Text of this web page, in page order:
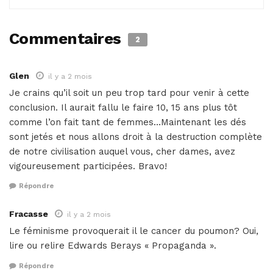
Commentaires 2
Glen il y a 2 mois
Je crains qu’il soit un peu trop tard pour venir à cette
conclusion. Il aurait fallu le faire 10, 15 ans plus tôt
comme l’on fait tant de femmes…Maintenant les dés
sont jetés et nous allons droit à la destruction complète
de notre civilisation auquel vous, cher dames, avez
vigoureusement participées. Bravo!
Répondre
Fracasse il y a 2 mois
Le féminisme provoquerait il le cancer du poumon? Oui,
lire ou relire Edwards Berays « Propaganda ».
Répondre